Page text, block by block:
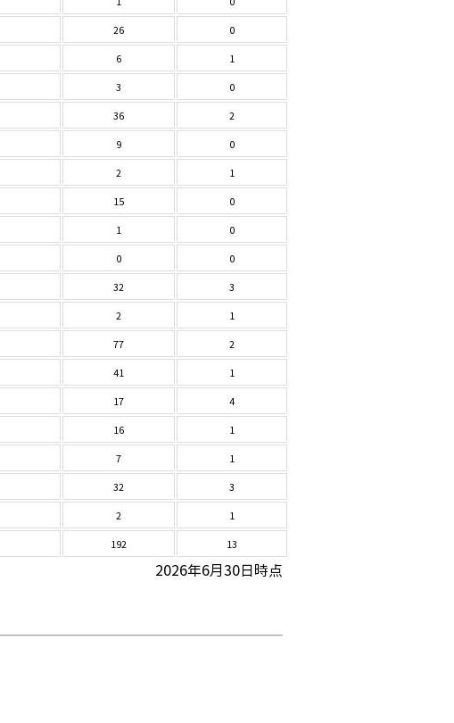
26 0
6 1
3 0
36 2
9 0
2 1
15 0
1 0
0 0
32 3
2 1
77 2
41 1
17 4
16 1
7 1
32 3
2 1
192 13
2026年6月30日時点